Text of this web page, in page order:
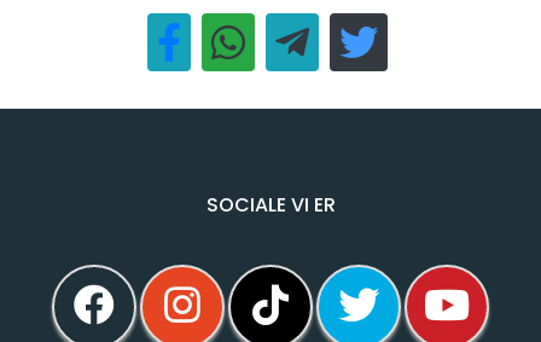
SOCIALE VI ER